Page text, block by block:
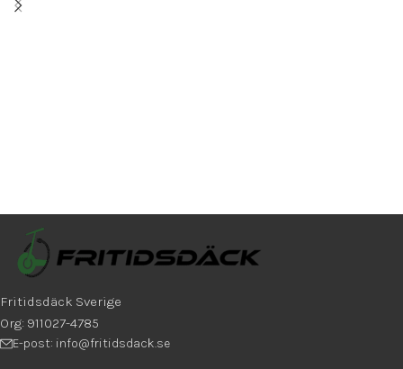
Passar elcyklar, lådcyklar,
Fritidsdäck Sverige
Org: 911027-4785
E-post: info@fritidsdack.se